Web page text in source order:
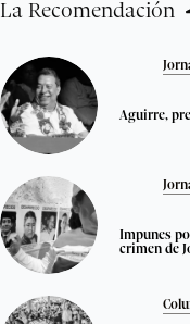
La Recomendación
Aguirre,
Impunes
crimen de